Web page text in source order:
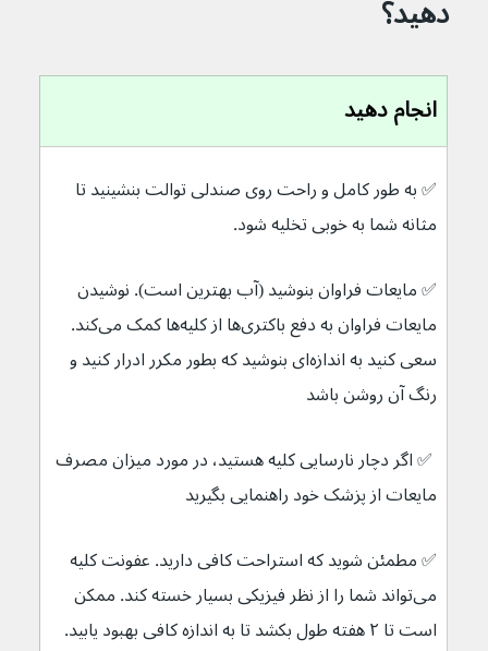
دهید؟
انجام دهید
✅ به طور کامل و راحت روی صندلی توالت بنشینید تا
مثانه شما به خوبی تخلیه شود.
✅ مایعات فراوان بنوشید (آب بهترین است). نوشیدن
مایعات فراوان به دفع باکتری‌ها از کلیه‌ها کمک می‌کند.
سعی کنید به اندازه‌ای بنوشید که بطور مکرر ادرار کنید و
رنگ آن روشن باشد
✅ اگر دچار نارسایی کلیه هستید، در مورد میزان مصرف
مایعات از پزشک خود راهنمایی بگیرید
✅ مطمئن شوید که استراحت کافی دارید. عفونت کلیه
می‌تواند شما را از نظر فیزیکی بسیار خسته کند. ممکن
است تا ۲ هفته طول بکشد تا به اندازه کافی بهبود یابید.